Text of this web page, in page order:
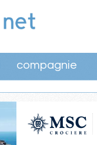
compagnie